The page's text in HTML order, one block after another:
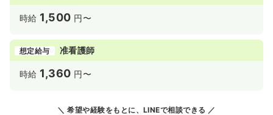
時給 1,500 円〜
想定給与 准看護師
時給 1,360 円〜
希望や経験をもとに、LINEで相談できる